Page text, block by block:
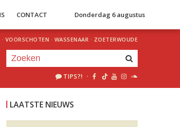
CONTACT Donderdag 6 augustus
· VOORSCHOTEN · WASSENAAR · ZOETERWOUDE
TIPS?! ·
LAATSTE NIEUWS